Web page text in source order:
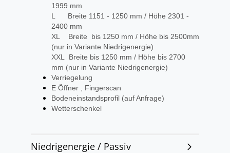
1999 mm
L Breite 1151 - 1250 mm / Höhe 2301 -
2400 mm
XL Breite bis 1250 mm / Höhe bis 2500mm
(nur in Variante Niedrigenergie)
XXL Breite bis 1250 mm / Höhe bis 2700
mm (nur in Variante Niedrigenergie)
Verriegelung
E Öffner , Fingerscan
Bodeneinstandsprofil (auf Anfrage)
Wetterschenkel
Niedrigenergie / Passiv